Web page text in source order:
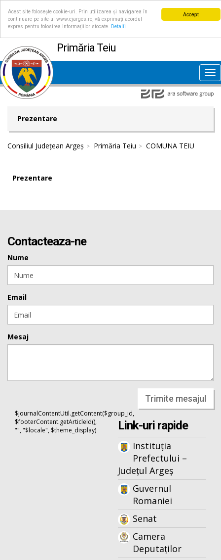
Accept
Acest site folosește cookie-uri. Prin utilizarea și navigarea în
continuare pe site-ul www.cjarges.ro, vă exprimați acordul
expres pentru folosirea informațiilor stocate.
Detalii
Primăria Teiu
Prezentare
Consiliul Județean Argeș Primăria Teiu COMUNA TEIU
Prezentare
Contacteaza-ne
Nume
Email
Mesaj
Trimite mesajul
$journalContentUtil.getContent($group_id,
$footerContent.getArticleId(),
"", "$locale", $theme_display)
Link-uri rapide
Instituția
Prefectului –
Județul Argeș
Guvernul
Romaniei
Senat
Camera
Deputaților